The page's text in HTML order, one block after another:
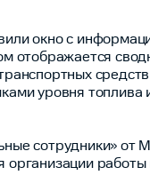
окно с
отображается
уровня топлива
сотрудники» от
организации